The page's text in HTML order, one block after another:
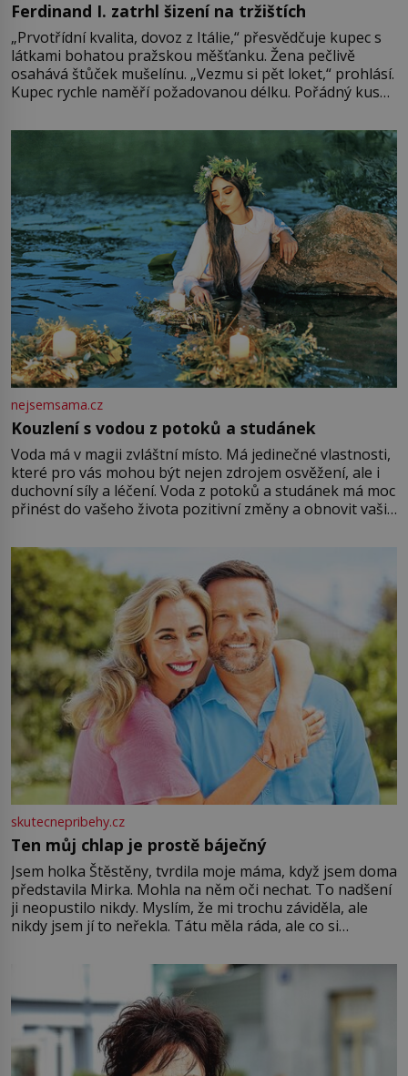
Ferdinand I. zatrhl šizení na tržištích
„Prvotřídní kvalita, dovoz z Itálie,“ přesvědčuje kupec s
látkami bohatou pražskou měšťanku. Žena pečlivě
osahává štůček mušelínu. „Vezmu si pět loket,“ prohlásí.
Kupec rychle naměří požadovanou délku. Pořádný kus
milostpaní. Stačí jenom na sukni,“ zhodnotí švadlena
množství růžového mušelínu. „Ošidili vás, podívejte.“
Vezme do ruky dřevěnou
nejsemsama.cz
Kouzlení s vodou z potoků a studánek
Voda má v magii zvláštní místo. Má jedinečné vlastnosti,
které pro vás mohou být nejen zdrojem osvěžení, ale i
duchovní síly a léčení. Voda z potoků a studánek má moc
přinést do vašeho života pozitivní změny a obnovit vaši
můžete obohatit své rituály a přinést do svého života
větší harmonii a klid. Je důležité
skutecnepribehy.cz
Ten můj chlap je prostě báječný
Jsem holka Štěstěny, tvrdila moje máma, když jsem doma
představila Mirka. Mohla na něm oči nechat. To nadšení
ji neopustilo nikdy. Myslím, že mi trochu záviděla, ale
nikdy jsem jí to neřekla. Tátu měla ráda, ale co si
Jsme spolu moc rádi Tehdy byla jiná doba, když